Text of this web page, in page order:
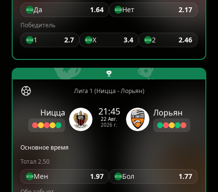
Да 1.64 Нет 2.17
Победитель
1 2.7 X 3.4 2 2.46
Лига 1 (Ницца - Лорьян)
Ницца 21:45
22 Авг.
2026 г.
Лорьян
Основное время
Тотал 2.50
Мен 1.97 Бол 1.77